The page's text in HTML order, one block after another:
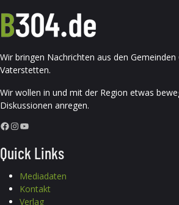
Wir bringen Nachrichten aus den Gemeinden
Vaterstetten.
Wir wollen in und mit der Region etwas
Diskussionen anregen.
Facebook InstagramYouTube
Quick Links
Mediadaten
Kontakt
Verlag